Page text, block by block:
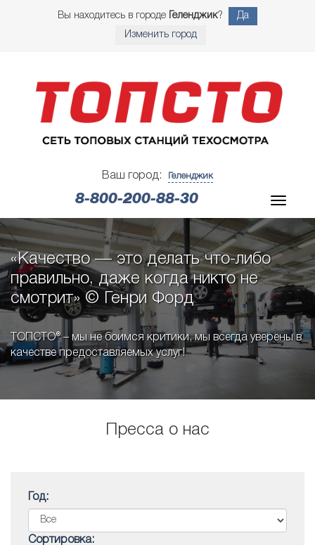
Вы находитесь в городе Геленджик? Да
Изменить город
Ваш город: Геленджик
8-800-200-88-30
«Качество — это делать что-либо
правильно, даже когда никто не
смотрит» © Генри Форд
ТОПСТО® – мы не боимся критики, мы всегда уверены в
качестве предоставляемых услуг!
Пресса о нас
Год:
Сортировка: